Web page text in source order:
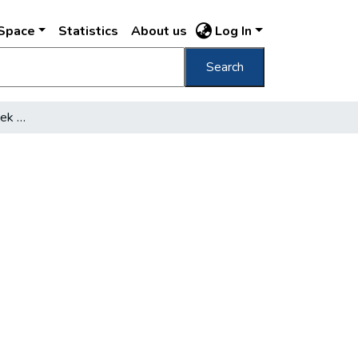
Statistics About us Log In
Search
Minden negyedik gyermek könyvtárba jár